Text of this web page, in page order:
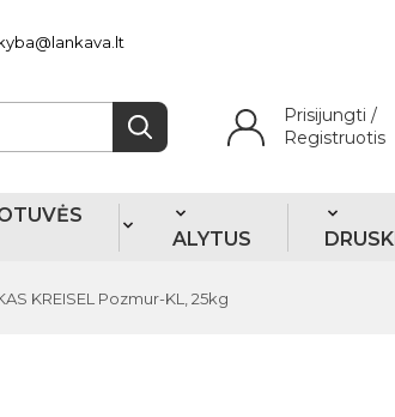
Prisijungti /
Registruotis
ALYTUS
KREISEL Pozmur-KL, 25kg